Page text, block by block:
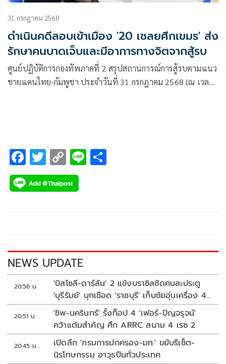
31 กรกฎาคม 2568
ดำเนินคดีลอบเข้าเมือง '20 เชลยศึกเขมร' ส่ง
รักษาคนบาดเจ็บและมีอาการทางจิตจากสู้รบ
ศูนย์ปฏิบัติการกองทัพภาคที่ 2 สรุปสถานการณ์การสู้รบตามแนว
ชายแดนไทย-กัมพูชา ประจำวันที่ 31 กรกฎาคม 2568 (ณ เวลา
F
ac
e
k
T
wi
tt
C
o
p
k
Li
NEWS UPDATE
20:56 น.
'บิสโซลี-ดาร์ลัน' 2 แข้งบราซิลซัดคนละประตู
'บุรีรัมย์' บุกเชือด 'ราชบุรี' เก็บชัยอุ่นเครื่อง 4
นัดรวด
20:51 น.
'ชิพ-นครินทร์' รั้งท็อป 4 'เฟอร์-ปัญจรุจน์'
คว้าแต้มสำคัญ ศึก ARRC สนาม 4 เรซ 2
20:45 น.
เปิดลึก 'กรมการปกครอง-มท.' ขยับรีเซ็ต-
นิรโทษกรรม อาวุธปืนทั่วประเทศ